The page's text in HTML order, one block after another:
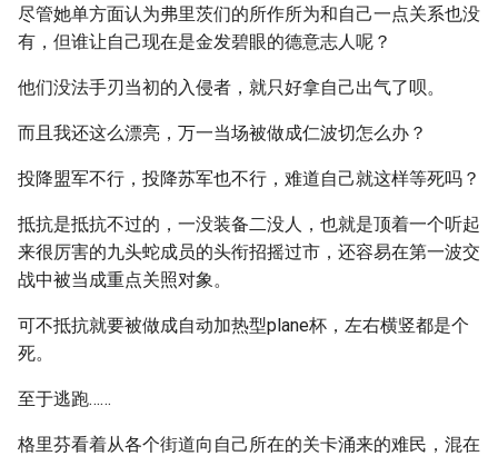
尽管她单方面认为弗里茨们的所作所为和自己一点关系也没
有，但谁让自己现在是金发碧眼的德意志人呢？
他们没法手刃当初的入侵者，就只好拿自己出气了呗。
而且我还这么漂亮，万一当场被做成仁波切怎么办？
投降盟军不行，投降苏军也不行，难道自己就这样等死吗？
抵抗是抵抗不过的，一没装备二没人，也就是顶着一个听起
来很厉害的九头蛇成员的头衔招摇过市，还容易在第一波交
战中被当成重点关照对象。
可不抵抗就要被做成自动加热型plane杯，左右横竖都是个
死。
至于逃跑……
格里芬看着从各个街道向自己所在的关卡涌来的难民，混在